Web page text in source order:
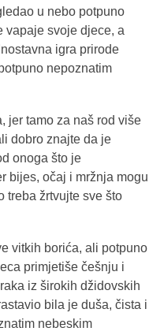
u nebo potpuno
vapaje svoje djece, a
igra prirode
nepoznatim
jer tamo za naš rod više
dobro znajte da je
onoga što je
bijes, očaj i mržnja mogu
treba žrtvujte sve što
vitkih borića, ali potpuno
primjetiše češnju i
iz širokih džidovskih
bila je duša, čista i
nebeskim